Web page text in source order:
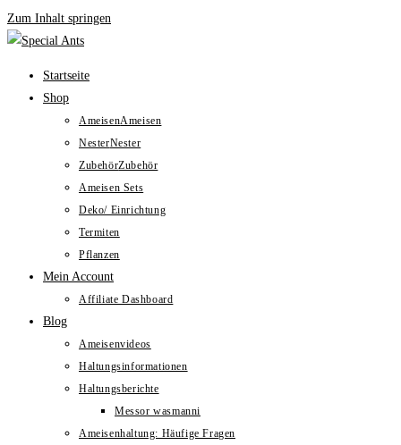
Zum Inhalt springen
Startseite
Shop
AmeisenAmeisen
NesterNester
ZubehörZubehör
Ameisen Sets
Deko/ Einrichtung
Termiten
Pflanzen
Mein Account
Affiliate Dashboard
Blog
Ameisenvideos
Haltungsinformationen
Haltungsberichte
Messor wasmanni
Ameisenhaltung: Häufige Fragen